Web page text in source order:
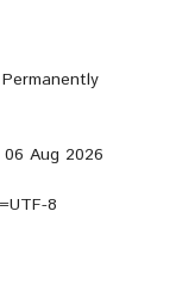
Aug 2026
8